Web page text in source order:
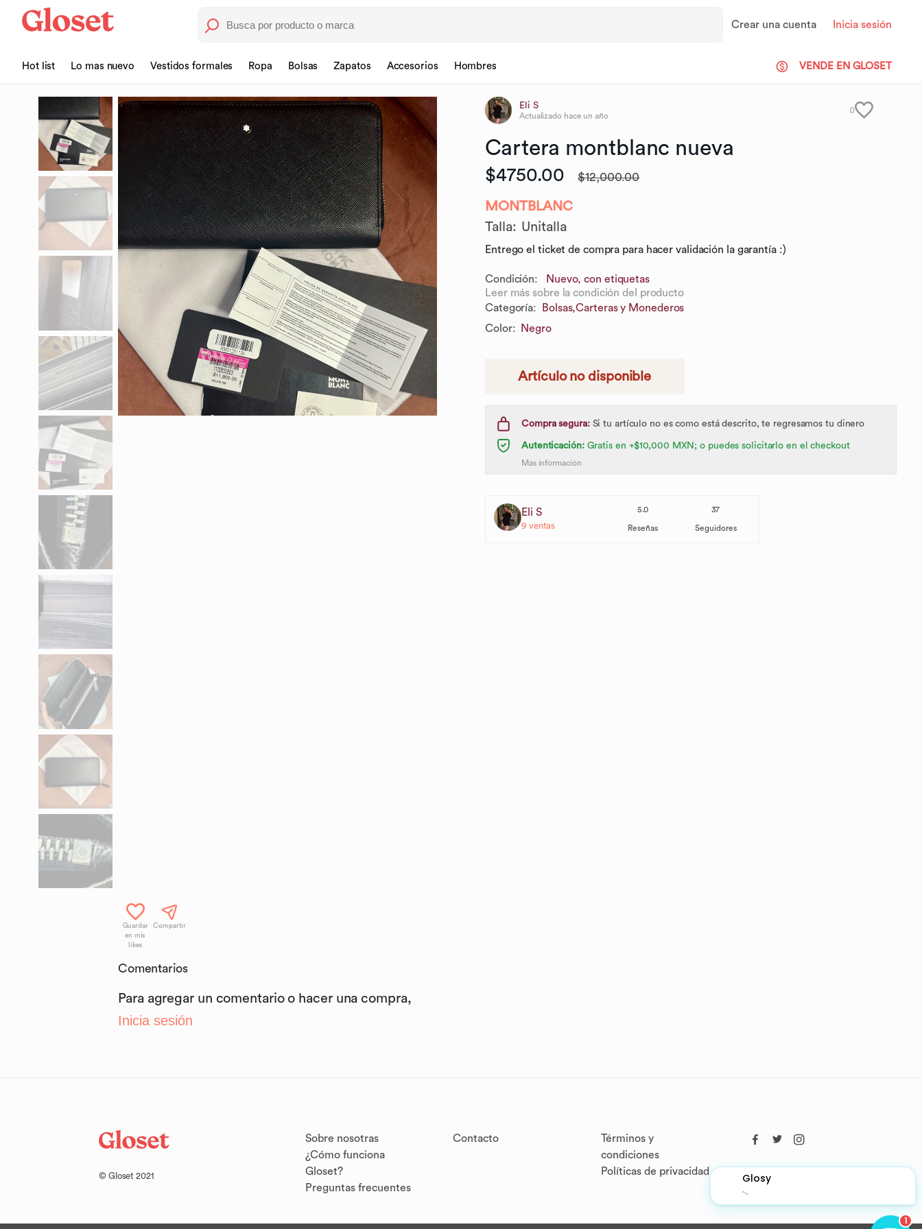
Crear una cuenta Inicia sesión
Hot list Lo mas nuevo Vestidos formales Ropa Bolsas Zapatos Accesorios Hombres VENDE EN GLOSET
Guardar
en mis
likes
Compartir
Comentarios
Para agregar un comentario o hacer una compra,
Inicia sesión
Eli S
Actualizado hace un año
0
Cartera montblanc nueva
$4750.00 $12,000.00
MONTBLANC
Talla: Unitalla
Entrego el ticket de compra para hacer validación la garantía :)
Condición:
Nuevo, con etiquetas
Leer más sobre la condición del producto
Categoría: Bolsas,Carteras y Monederos
Color: Negro
Artículo no disponible
Compra segura:Si tu artículo no es como está descrito, te regresamos tu dinero
Autenticación:Gratis en +$10,000 MXN; o puedes solicitarlo en el checkout
Más información
Eli S
9 ventas
5.0
Reseñas
37
Seguidores
© Gloset 2021
Sobre nosotras
¿Cómo funciona
Gloset?
Preguntas frecuentes
Contacto
Términos y
condiciones
Políticas de privacidad